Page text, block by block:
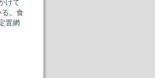
けて
る。食
置網